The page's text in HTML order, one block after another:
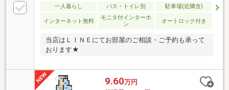
一人暮らし バス・トイレ別 駐車場(近隣含)
インターネット無料
モニタ付インターホ
ン
オートロック付き
当店はＬＩＮＥにてお部屋のご相談・ご予約も承って
おります★
9.60万円